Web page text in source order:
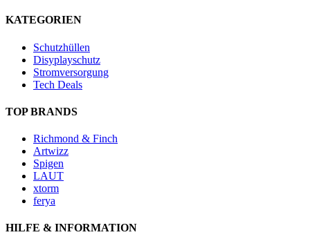
KATEGORIEN
Schutzhüllen
Disyplayschutz
Stromversorgung
Tech Deals
TOP BRANDS
Richmond & Finch
Artwizz
Spigen
LAUT
xtorm
ferya
HILFE & INFORMATION